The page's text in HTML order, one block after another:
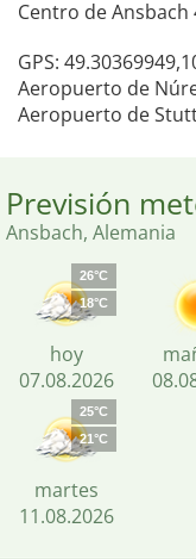
Centro de
GPS:
Aeropuerto de
Aeropuerto de
Previsión
Ansbach, Alemania
26°C
18°C
hoy
07.08.2026
25°C
21°C
martes
11.08.2026